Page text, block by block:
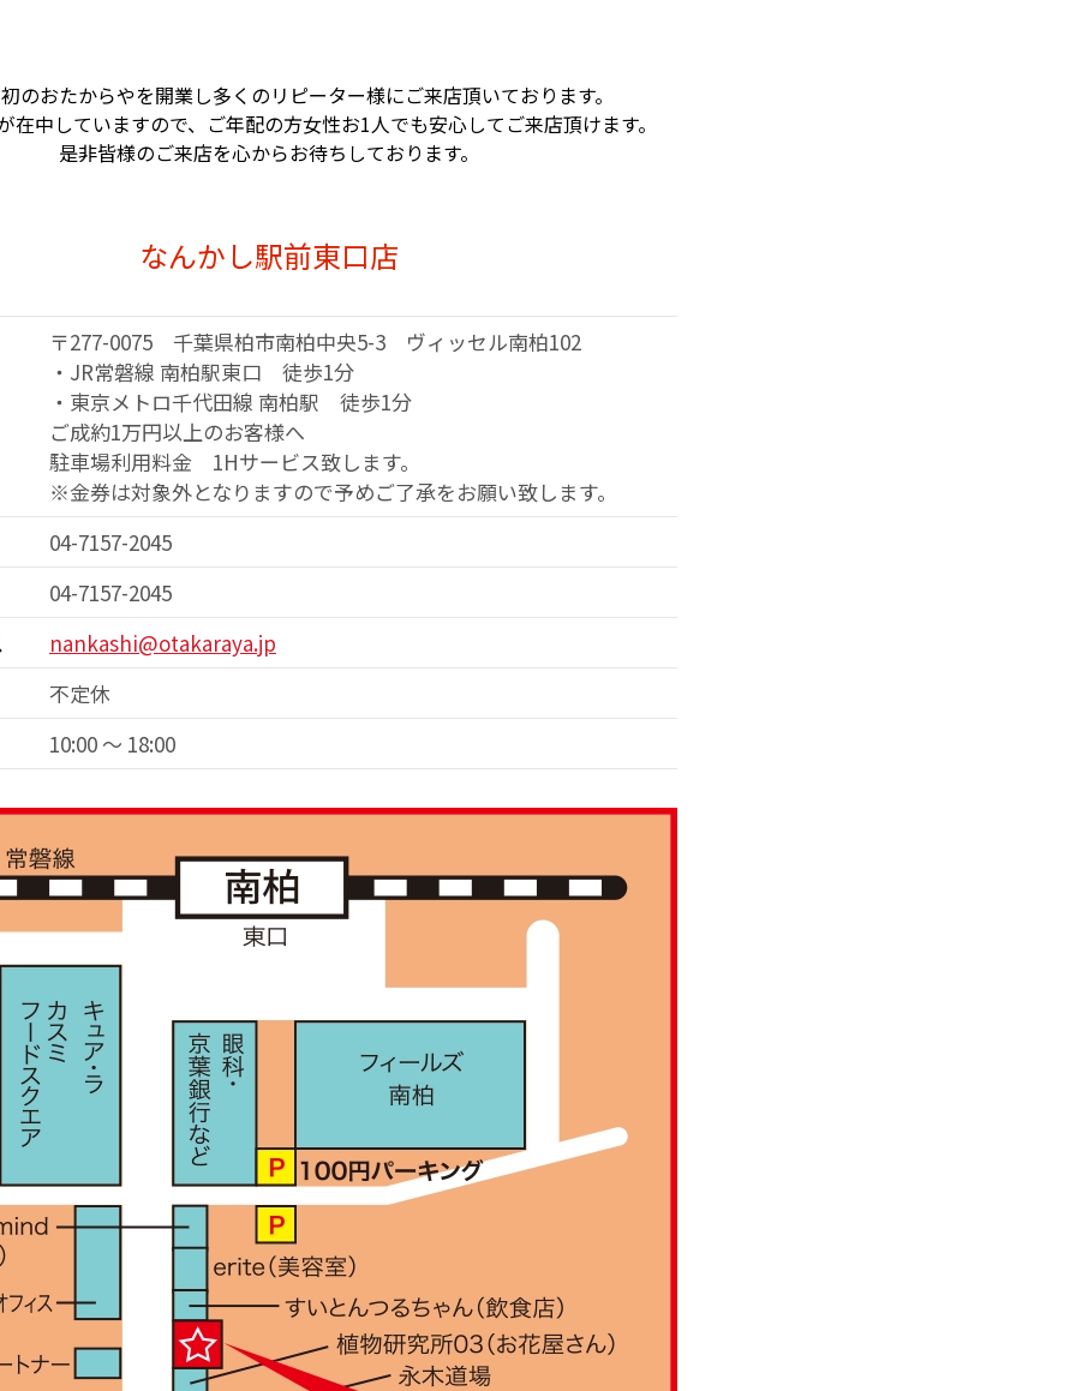
のおたからやを開業し多くのリピーター様にご来店頂いております。
在中していますので、ご年配の方女性お1人でも安心してご来店頂けます。
是非皆様のご来店を心からお待ちしております。
なんかし駅前東口店
〒277-0075 千葉県柏市南柏中央5-3 ヴィッセル南柏102
・JR常磐線 南柏駅東口 徒歩1分
・東京メトロ千代田線 南柏駅 徒歩1分
ご成約1万円以上のお客様へ
駐車場利用料金 1Hサービス致します。
※金券は対象外となりますので予めご了承をお願い致します。
04-7157-2045
04-7157-2045
nankashi@otakaraya.jp
不定休
10:00 ～ 18:00